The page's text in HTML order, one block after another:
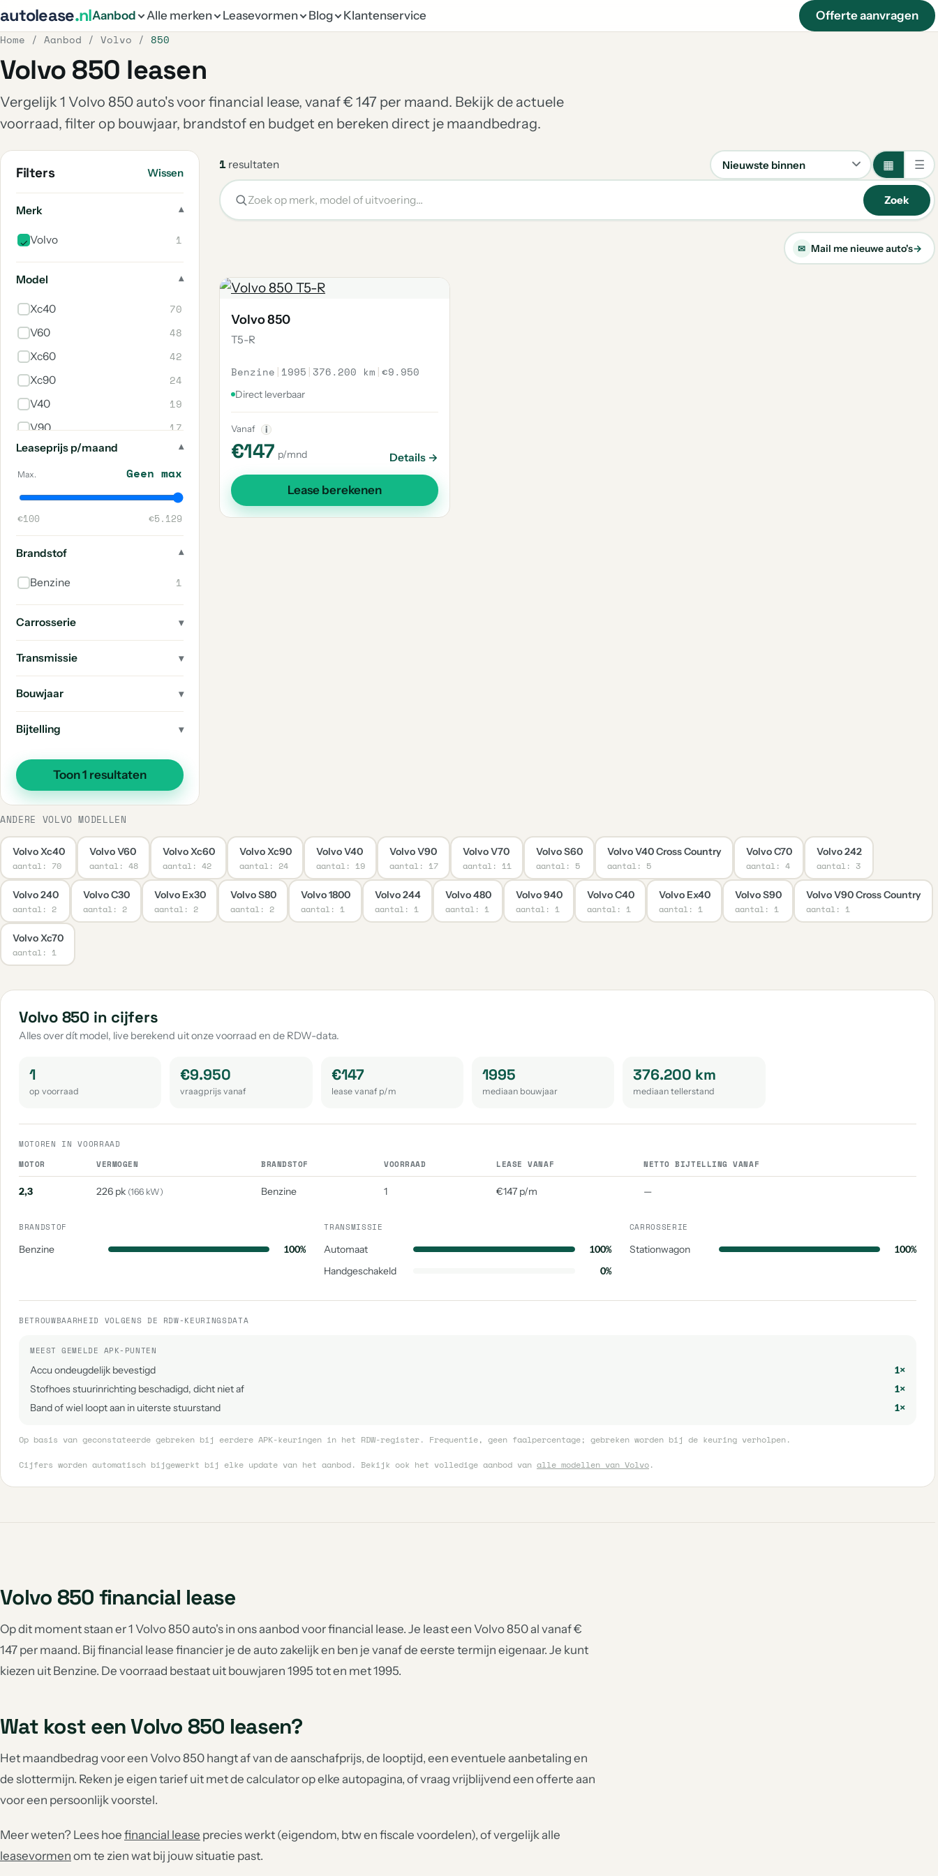
autolease.nlAanbod Alle merken Leasevormen Blog Klantenservice Offerte aanvragen
Home / Aanbod / Volvo / 850
Volvo 850 leasen
Vergelijk 1 Volvo 850 auto's voor financial lease, vanaf € 147 per maand. Bekijk de actuele
voorraad, filter op bouwjaar, brandstof en budget en bereken direct je maandbedrag.
Filters Wissen
Merk
Volvo 1
Model
Xc40 70
V60 48
Xc60 42
Xc90 24
V40 19
V90 17
V70 11
S60 5
V40 Cross Country 5
C70 4
242 3
S80 2
Ex30 2
480 1
V90 Cross Country 1
244 1
Xc70 1
C40 1
1
1800 1
940 1
850 1
Leaseprijs p/maand
Max. Geen max
€100 €5.129
Brandstof
Benzine 1
Carrosserie
Transmissie
Bouwjaar
Bijtelling
Toon 1 resultaten
1 resultaten
Sorteren
▦ ☰
Zoek
✉ Mail me nieuwe auto's→
Volvo 850
T5-R
Benzine | 1995 | 376.200 km |€9.950
Direct leverbaar
Vanaf i
€147 p/mnd Details →
Lease berekenen
ANDERE VOLVO MODELLEN
Volvo Xc40
aantal: 70
Volvo V60
aantal: 48
Volvo Xc60
aantal: 42
Volvo Xc90
aantal: 24
Volvo V40
aantal: 19
Volvo V90
aantal: 17
Volvo V70
aantal: 11
Volvo S60
aantal: 5
Volvo V40 Cross Country
aantal: 5
Volvo C70
aantal: 4
Volvo 242
aantal: 3
Volvo 240
aantal: 2
Volvo C30
aantal: 2
Volvo Ex30
aantal: 2
Volvo S80
aantal: 2
Volvo 1800
aantal: 1
Volvo 244
aantal: 1
Volvo 480
aantal: 1
Volvo 940
aantal: 1
Volvo C40
aantal: 1
Volvo Ex40
aantal: 1
Volvo S90
aantal: 1
Volvo V90 Cross Country
aantal: 1
Volvo Xc70
aantal: 1
Volvo 850 in cijfers
Alles over dít model, live berekend uit onze voorraad en de RDW-data.
1
op voorraad
€9.950
vraagprijs vanaf
€147
lease vanaf p/m
1995
mediaan bouwjaar
376.200 km
mediaan tellerstand
MOTOREN IN VOORRAAD
MOTOR
VERMOGEN BRANDSTOF VOORRAAD LEASE VANAF NETTO BIJTELLING VANAF
2,3 226 pk (166 kW) Benzine 1 €147 p/m —
BRANDSTOF
Benzine 100%
TRANSMISSIE
Automaat
100%
Handgeschakeld
0%
CARROSSERIE
Stationwagon 100%
BETROUWBAARHEID VOLGENS DE RDW-KEURINGSDATA
MEEST GEMELDE APK-PUNTEN
Accu ondeugdelijk bevestigd
1×
Stofhoes stuurinrichting beschadigd, dicht niet af
1×
Band of wiel loopt aan in uiterste stuurstand
1×
Op basis van geconstateerde gebreken bij eerdere APK-keuringen in het RDW-register. Frequentie, geen faalpercentage; gebreken worden bij de keuring verholpen.
Cijfers worden automatisch bijgewerkt bij elke update van het aanbod. Bekijk ook het volledige aanbod van alle modellen van Volvo.
Volvo 850 financial lease
Op dit moment staan er 1 Volvo 850 auto's in ons aanbod voor financial lease. Je least een Volvo 850 al vanaf €
147 per maand. Bij financial lease financier je de auto zakelijk en ben je vanaf de eerste termijn eigenaar. Je kunt
kiezen uit Benzine. De voorraad bestaat uit bouwjaren 1995 tot en met 1995.
Wat kost een Volvo 850 leasen?
Het maandbedrag voor een Volvo 850 hangt af van de aanschafprijs, de looptijd, een eventuele aanbetaling en
de slottermijn. Reken je eigen tarief uit met de calculator op elke autopagina, of vraag vrijblijvend een offerte aan
voor een persoonlijk voorstel.
Meer weten? Lees hoe financial lease precies werkt (eigendom, btw en fiscale voordelen), of vergelijk alle
leasevormen om te zien wat bij jouw situatie past.